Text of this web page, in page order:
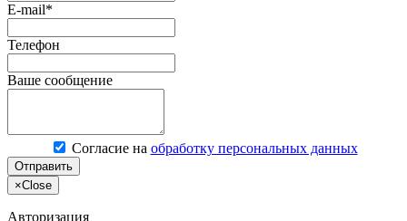
E-mail*
Телефон
Ваше сообщение
Согласие на обработку персональных данных
Отправить
×Close
Авторизация